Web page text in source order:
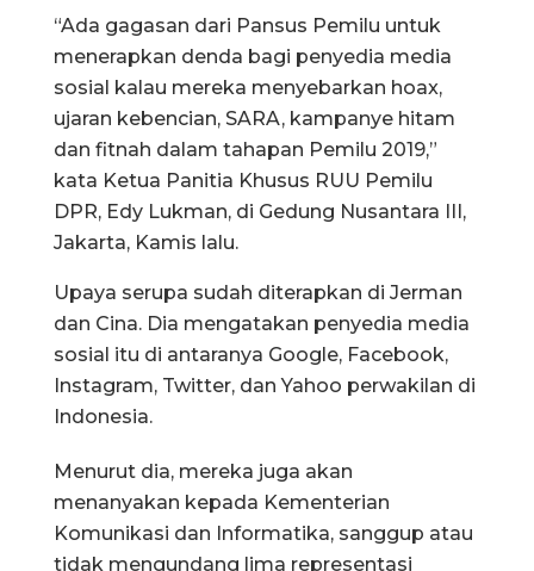
“Ada gagasan dari Pansus Pemilu untuk
menerapkan denda bagi penyedia media
sosial kalau mereka menyebarkan hoax,
ujaran kebencian, SARA, kampanye hitam
dan fitnah dalam tahapan Pemilu 2019,”
kata Ketua Panitia Khusus RUU Pemilu
DPR, Edy Lukman, di Gedung Nusantara III,
Jakarta, Kamis lalu.
Upaya serupa sudah diterapkan di Jerman
dan Cina. Dia mengatakan penyedia media
sosial itu di antaranya Google, Facebook,
Instagram, Twitter, dan Yahoo perwakilan di
Indonesia.
Menurut dia, mereka juga akan
menanyakan kepada Kementerian
Komunikasi dan Informatika, sanggup atau
tidak mengundang lima representasi